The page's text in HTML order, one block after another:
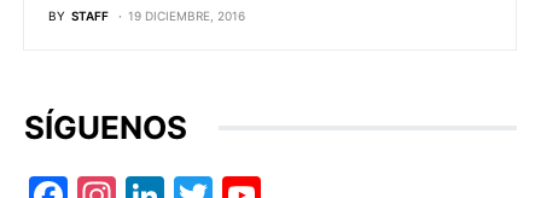
BY STAFF 19 DICIEMBRE, 2016
SÍGUENOS